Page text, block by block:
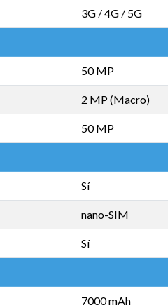
3G / 4G / 5G
50 MP
2 MP (Macro)
50 MP
Sí
nano-SIM
Sí
7000 mAh